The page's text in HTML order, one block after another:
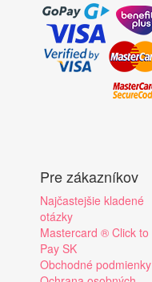
Pre zákazníkov
Najčastejšie kladené
otázky
Mastercard ® Click to
Pay SK
Obchodné podmienky